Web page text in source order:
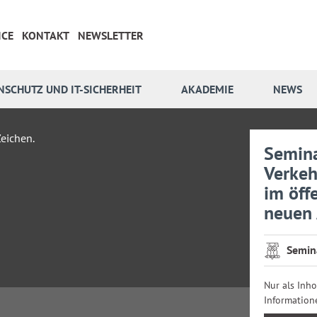
KONTAKT NEWSLETTER
UND IT-SICHERHEIT AKADEMIE NEWS
im
Nur als